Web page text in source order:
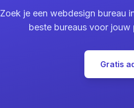
Zoek je een webdesign bureau
beste bureaus voor
Gratis